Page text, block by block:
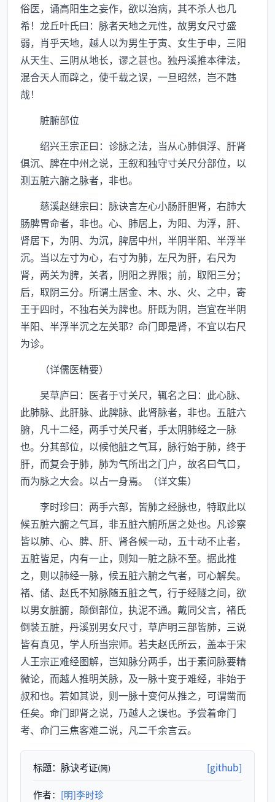
俗医，诵高阳生之妄作，欲以治病，其不杀人也几
希！龙丘叶氏曰：脉者天地之元性，故男女尺寸盛
弱，肖乎天地，越人以为男生于寅、女生于申，三阳
从天生、三阴从地长，谬之甚也。独丹溪推本律法，
混合天人而辟之，使千载之误，一旦昭然，岂不韪
哉！
脏腑部位
绍兴王宗正曰：诊脉之法，当从心肺俱浮、肝肾
俱沉、脾在中州之说，王叙和独守寸关尺分部位，以
测五脏六腑之脉者，非也。
慈溪赵继宗曰：脉诀言左心小肠肝胆肾，右肺大
肠脾胃命者，非也。心、肺居上，为阳、为浮，肝、
肾居下，为阴、为沉，脾居中州，半阴半阳、半浮半
沉。当以左寸为心，右寸为肺，左尺为肝，右尺为
肾，两关为脾，关者，阴阳之界限；前，取阳三分；
后，取阴三分。所谓土居金、木、水、火、之中，寄
王于四时，不独右关为脾也。肝既为阴，岂宜在半阴
半阳、半浮半沉之左关耶？命门即是肾，不宜以右尺
为诊。
（详儒医精要）
吴草庐曰：医者于寸关尺，辄名之曰：此心脉、
此肺脉、此肝脉、此脾脉、此肾脉者，非也。五脏六
腑，凡十二经，两手寸关尺者，手太阴肺经之一脉
也。分其部位，以候他脏之气耳，脉行始于肺，终于
肝，而复会于肺，肺为气所出之门户，故名曰气口，
而为脉之大会。以占一身焉。（详文集）
李时珍曰：两手六部，皆肺之经脉也，特取此以
候五脏六腑之气耳，非五脏六腑所居之处也。凡诊察
皆以肺、心、脾、肝、肾各候一动，五十动不止者，
五脏皆足，内有一止，则知一脏之脉不至。据此推
之，则以肺经一脉，候五脏六腑之气者，可心解矣。
褚、储、赵氏不知脉随五脏之气，行于经隧之间，欲
以男女脏腑，颠倒部位，执泥不通。戴同父言，褚氏
倒装五脏，丹溪别男女尺寸，草庐明三部皆肺，三说
皆有真见，学人所当宗师。若夫赵氏所云，盖本于宋
人王宗正难经图解，岂知脉分两手，出于素问脉要精
微论，而越人推明关脉，及一脉十变于难经，非始于
叔和也。若如其说，则一脉十变何从推之，可谓凿而
任矣。命门即肾之说，乃越人之误也。予尝着命门
考、命门三焦客难二说，凡二千余言云。
标题： 脉诀考证(简) [github]
作者： [明]李时珍